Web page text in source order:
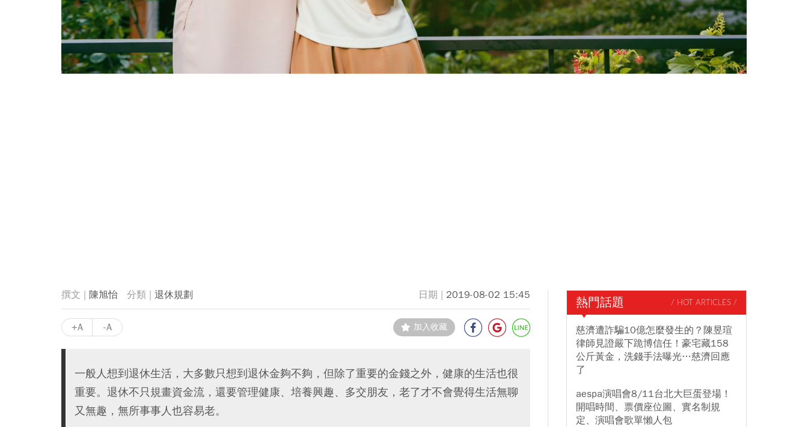
陳旭怡 退休規劃 2019-08-02 15:45
+A -A 加入收藏
一般人想到退休生活，大多數只想到退休金夠不夠，但除了重要的金錢之外，健康的生活也很
重要。退休不只規畫資金流，還要管理健康、培養興趣、多交朋友，老了才不會覺得生活無聊
又無趣，無所事事人也容易老。
熱門話題 / HOT ARTICLES /
慈濟遭詐騙10億怎麼發生的？陳昱瑄
律師見證嚴下跪博信任！豪宅藏158
公斤黃金，洗錢手法曝光…慈濟回應
了
aespa演唱會8/11台北大巨蛋登場！
開唱時間、票價座位圖、實名制規
定、演唱會歌單懶人包